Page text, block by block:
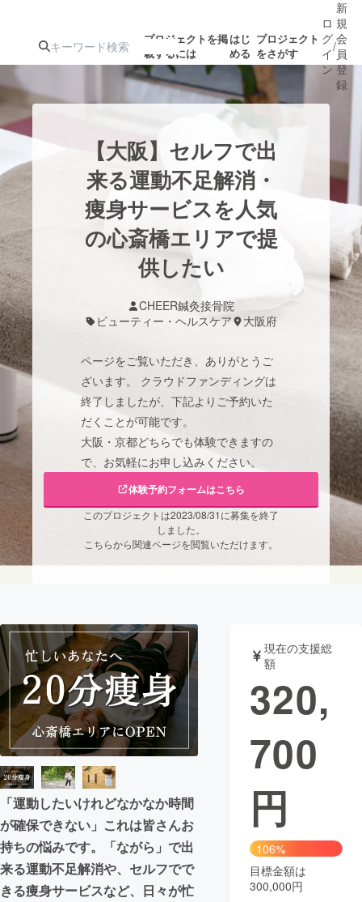
プロジェクトを掲
載するには
はじ
める
プロジェクト
をさがす
人気のプロ
注目のリ
注目の新着プロ
ジェクト
募集終了が近いプ
ロジェクト
アート・写真
テクノロジー・ガジェット ゲーム・
映像・映画 書籍・雑誌
まちづくり・地域活性化
CAMPFIRE for Social GoodCAMPFIRE Creation
CAMPFIREふるさと納税machi-yaコミュニティ
ロ
グ
イ
ン
/
新
規
会
員
登
録
【大阪】セルフで出
来る運動不足解消・
痩身サービスを人気
の心斎橋エリアで提
供したい
CHEER鍼灸接骨院
ビューティー・ヘルスケア
大阪府
ページをご覧いただき、ありがとうご
ざいます。 クラウドファンディングは
終了しましたが、下記よりご予約いた
だくことが可能です。
大阪・京都どちらでも体験できますの
で、お気軽にお申し込みください。
体験予約フォームはこちら
このプロジェクトは2023/08/31に募集を終了
しました。
こちらから関連ページを閲覧いただけます。
「運動したいけれどなかなか時間
が確保できない」これは皆さんお
持ちの悩みです。「ながら」で出
来る運動不足解消や、セルフでで
きる痩身サービスなど、日々が忙
現在の支援総
額
320,
700
円
106%
目標金額は
300,000円